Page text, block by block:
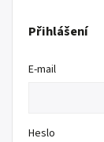
Přihlášení
E-mail
Heslo